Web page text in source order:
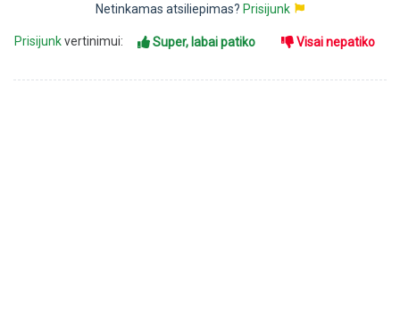
Netinkamas atsiliepimas? Prisijunk
Prisijunkvertinimui: Super, labai patiko Visai nepatiko